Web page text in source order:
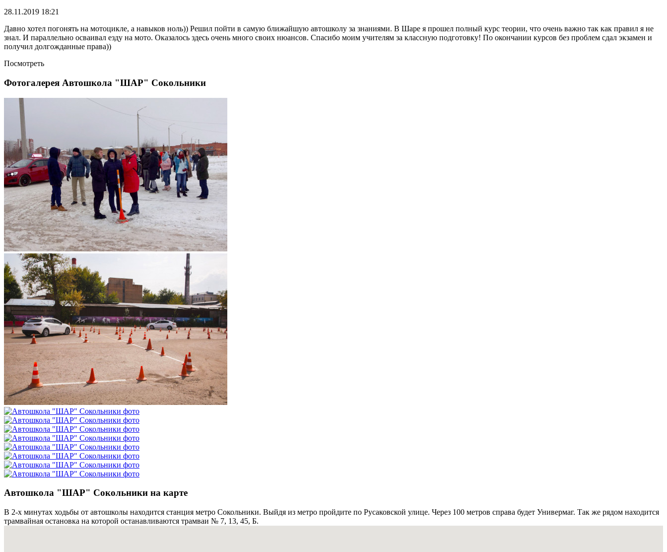
28.11.2019 18:21
Давно хотел погонять на мотоцикле, а навыков ноль)) Решил пойти в самую ближайшую автошколу за знаниями. В Шаре я прошел полный курс теории, что очень важно так как правил я не
знал. И параллельно осваивал езду на мото. Оказалось здесь очень много своих нюансов. Спасибо моим учителям за классную подготовку! По окончании курсов без проблем сдал экзамен и
получил долгожданные права))
Посмотреть
Фотогалерея Автошкола "ШАР" Сокольники
Автошкола "ШАР" Сокольники на карте
В 2-х минутах ходьбы от автошколы находится станция метро Сокольники. Выйдя из метро пройдите по Русаковской улице. Через 100 метров справа будет Универмаг. Так же рядом находится
трамвайная остановка на которой останавливаются трамваи № 7, 13, 45, Б.